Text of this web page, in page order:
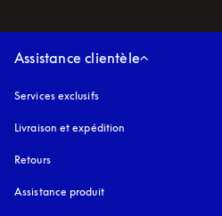
Assistance clientèle
Services exclusifs
Livraison et expédition
Retours
Assistance produit